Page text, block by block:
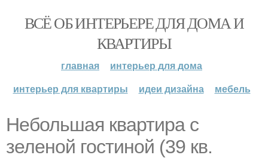
ВСЁ ОБ ИНТЕРЬЕРЕ ДЛЯ ДОМА И
КВАРТИРЫ
главная
интерьер для дома
интерьер для квартиры
идеи дизайна мебель
Небольшая квартира с
зеленой гостиной (39 кв.